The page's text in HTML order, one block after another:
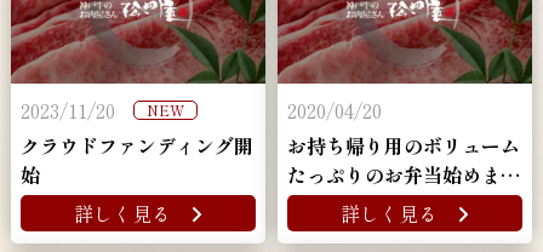
2023/11/20 NEW
クラウドファンディング開
始
詳しく見る
2020/04/20
お持ち帰り用のボリューム
たっぷりのお弁当始めまし
た！ 詳しく見る